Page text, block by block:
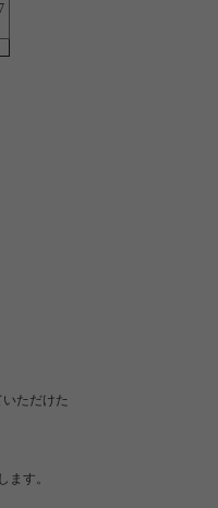
ただけた
す。